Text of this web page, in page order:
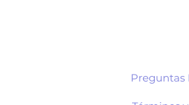
Preguntas